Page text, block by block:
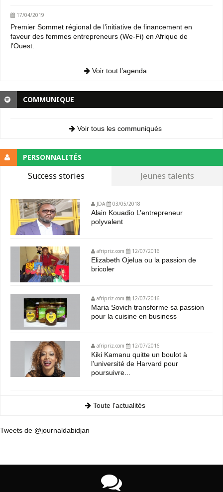
17/04/2019
Premier Sommet régional de l’initiative de financement en
faveur des femmes entrepreneurs (We-Fi) en Afrique de
l’Ouest.
Voir tout l’agenda
COMMUNIQUE
Voir tous les communiqués
PERSONNALITÉS
Success stories Jeunes talents
JDA 03/05/2018
Alain Kouadio L’entrepreneur
polyvalent
afripriz.com 12/07/2016
Elizabeth Ojelua ou la passion de
bricoler
afripriz.com 12/07/2016
Maria Sovich transforme sa passion
pour la cuisine en business
afripriz.com 12/07/2016
Kiki Kamanu quitte un boulot à
l'université de Harvard pour
poursuivre...
Toute l'actualités
Tweets de @journaldabidjan